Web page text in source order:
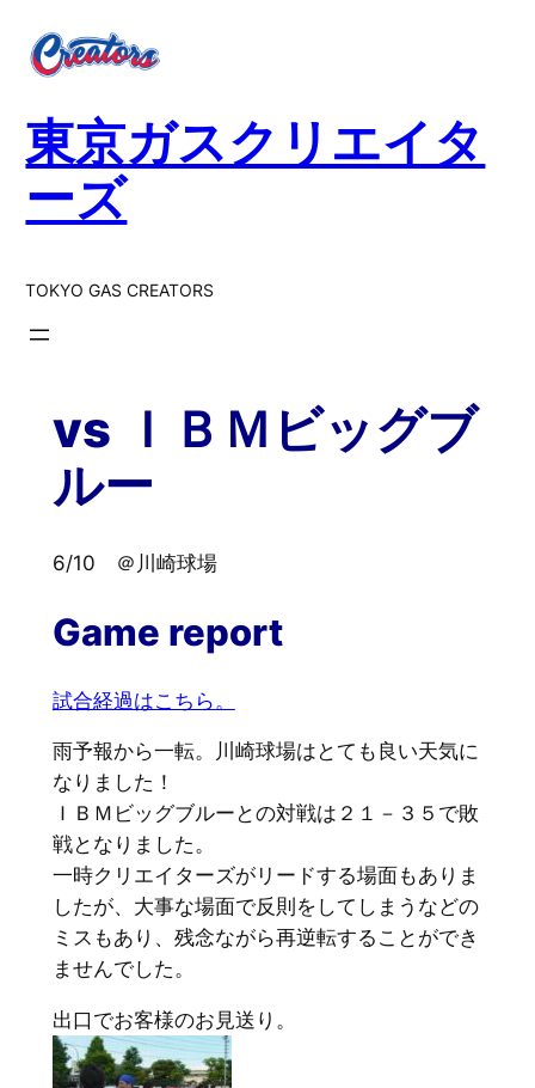
ス東京ガスクリエイタ
ーズ
TOKYO GAS CREATORS
vs ＩＢＭビッグブ
ルー
6/10 ＠川崎球場
Game report
試合経過はこちら。
雨予報から一転。川崎球場はとても良い天気に
なりました！
ＩＢＭビッグブルーとの対戦は２１－３５で敗
戦となりました。
一時クリエイターズがリードする場面もありま
したが、大事な場面で反則をしてしまうなどの
ミスもあり、残念ながら再逆転することができ
ませんでした。
出口でお客様のお見送り。